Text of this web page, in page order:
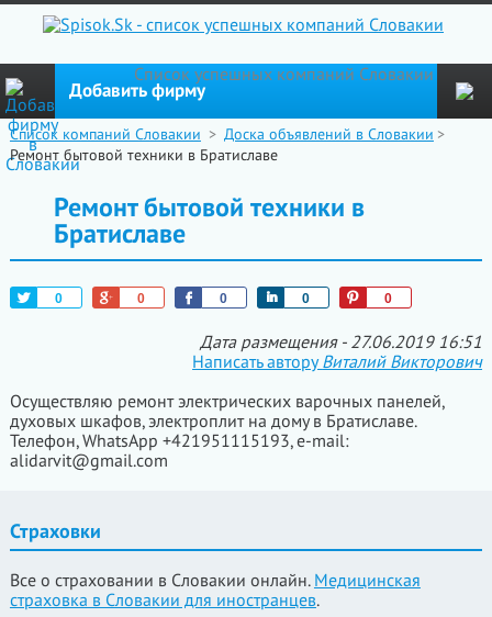
Cписок успешных компаний Словакии
Добавить фирму
Список компаний Словакии > Доска объявлений в Словакии >
Ремонт бытовой техники в Братиславе
Ремонт бытовой техники в
Братиславе
0
Tweet 0 0
Like 0
Share 0
Pin
Дата размещения - 27.06.2019 16:51
Написать авторуВиталий Викторович
Осуществляю ремонт электрических варочных панелей,
духовых шкафов, электроплит на дому в Братиславе.
Телефон, WhatsApp +421951115193, e-mail:
alidarvit@gmail.com
Страховки
Все о страховании в Словакии онлайн. Медицинская
страховка в Словакии для иностранцев.